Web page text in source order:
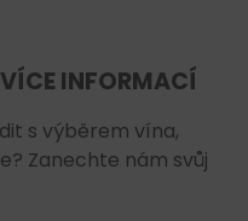
INFORMACÍ
s výběrem vína,
Zanechte nám svůj